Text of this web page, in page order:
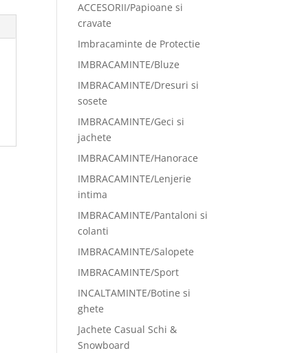
ACCESORII/Papioane si
cravate
Imbracaminte de Protectie
IMBRACAMINTE/Bluze
IMBRACAMINTE/Dresuri si
sosete
IMBRACAMINTE/Geci si
jachete
IMBRACAMINTE/Hanorace
IMBRACAMINTE/Lenjerie
intima
IMBRACAMINTE/Pantaloni si
colanti
IMBRACAMINTE/Salopete
IMBRACAMINTE/Sport
INCALTAMINTE/Botine si
ghete
Jachete Casual Schi &
Snowboard